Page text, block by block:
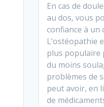
En cas de
au dos, vous
confiance à un
L’ostéopathie
plus populaire
du moins
problèmes de
peut avoir, en
de